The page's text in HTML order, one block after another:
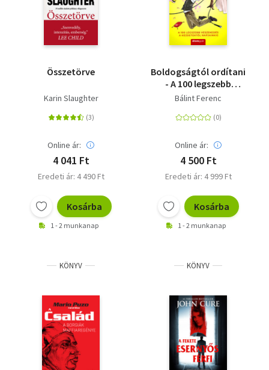
Összetörve
Karin Slaughter
Online ár:
4 041 Ft
Eredeti ár: 4 490 Ft
Kosárba
1 - 2 munkanap
Boldogságtól ordítani
- A 100 legszebb
veszekedés a
Bálint Ferenc
Online ár:
4 500 Ft
Eredeti ár: 4 999 Ft
Kosárba
1 - 2 munkanap
KÖNYV KÖNYV